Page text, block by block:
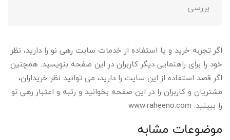
بررسی
اگر تجربه خرید و یا استفاده از خدمات سایت رهی نو را دارید، نظر
خود را برای راهنمایی دیگر کاربران در این صفحه بنویسید. همچنین
اگر قصد استفاده از این سایت را دارید، می توانید نظر خریداران،
مشتریان و کاربران را در این صفحه بخوانید و رتبه و اعتبار رهی نو
را ببینید. www.raheeno.com
موضوعات مشابه